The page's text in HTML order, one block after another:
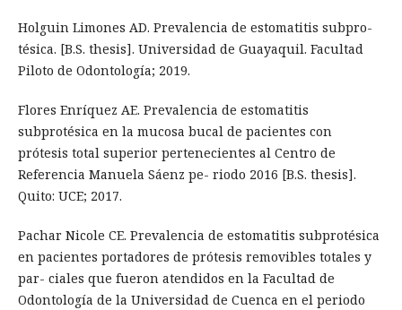
Holguin Limones AD. Prevalencia de estomatitis subpro-
tésica. [B.S. thesis]. Universidad de Guayaquil. Facultad
Piloto de Odontología; 2019.
Flores Enríquez AE. Prevalencia de estomatitis
subprotésica en la mucosa bucal de pacientes con
prótesis total superior pertenecientes al Centro de
Referencia Manuela Sáenz pe- riodo 2016 [B.S. thesis].
Quito: UCE; 2017.
Pachar Nicole CE. Prevalencia de estomatitis subprotésica
en pacientes portadores de prótesis removibles totales y
par- ciales que fueron atendidos en la Facultad de
Odontología de la Universidad de Cuenca en el periodo